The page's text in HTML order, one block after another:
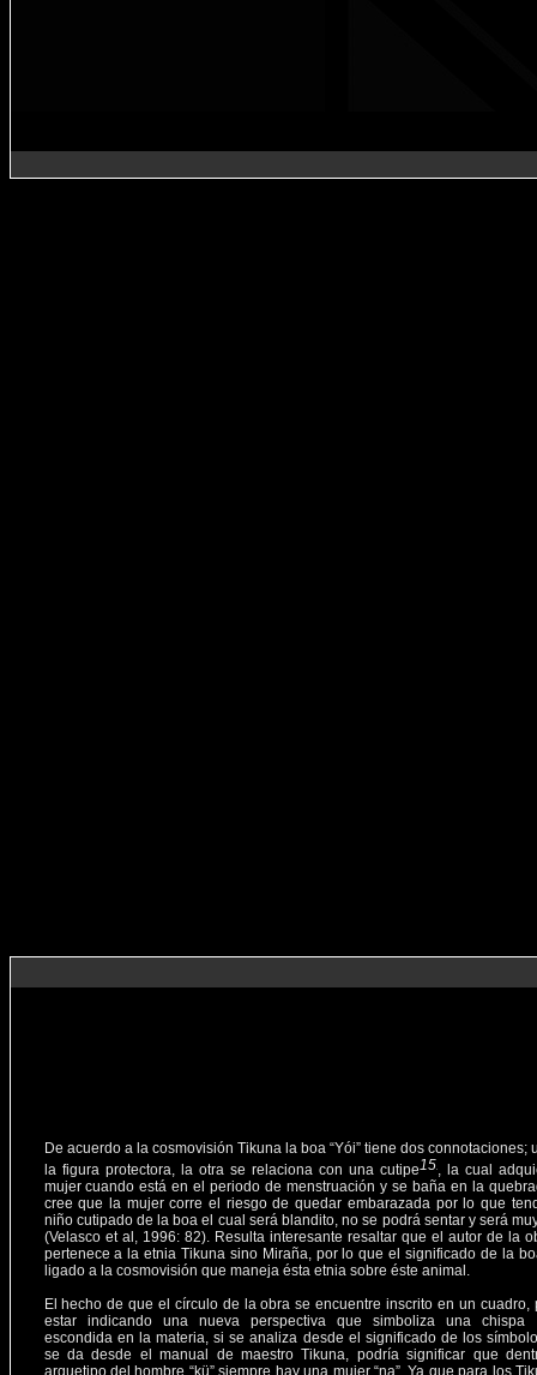
De acuerdo a la cosmovisión Tikuna la boa “Yói” tiene dos connotaciones;
la figura protectora, la otra se relaciona con una cutipe
, la cual
mujer cuando está en el periodo de menstruación y se baña en la
cree que la mujer corre el riesgo de quedar embarazada por lo que
niño cutipado de la boa el cual será blandito, no se podrá sentar y será
(Velasco et al, 1996: 82). Resulta interesante resaltar que el autor de la
pertenece a la etnia Tikuna sino Miraña, por lo que el significado de la
ligado a la cosmovisión que maneja ésta etnia sobre éste animal.
El hecho de que el círculo de la obra se encuentre inscrito en un cuadro,
estar indicando una nueva perspectiva que simboliza una chispa
escondida en la materia, si se analiza desde el significado de los
se da desde el manual de maestro Tikuna, podría significar que
arquetipo del hombre “kü” siempre hay una mujer “na”. Ya que para los